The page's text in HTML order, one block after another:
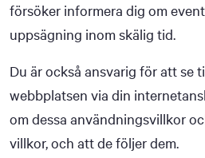
försöker informera dig om
uppsägning inom skälig tid.
Du är också ansvarig för att se
webbplatsen via din
om dessa användningsvillkor
villkor, och att de följer dem.